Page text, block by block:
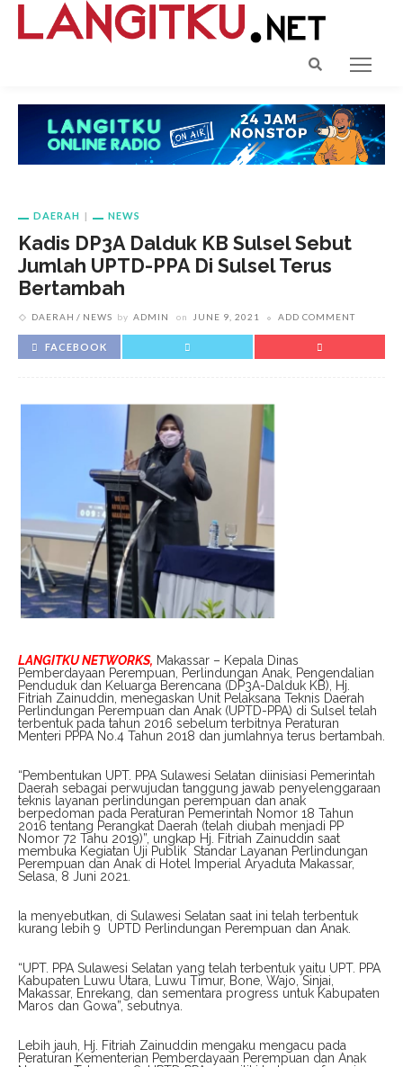
DAERAH NEWS
Kadis DP3A Dalduk KB Sulsel Sebut
Jumlah UPTD-PPA Di Sulsel Terus
Bertambah
DAERAH NEWS by ADMIN on JUNE 9, 2021 ADD COMMENT
FACEBOOK
LANGITKU NETWORKS, Makassar – Kepala Dinas
Pemberdayaan Perempuan, Perlindungan Anak, Pengendalian
Penduduk dan Keluarga Berencana (DP3A-Dalduk KB), Hj.
Fitriah Zainuddin, menegaskan Unit Pelaksana Teknis Daerah
Perlindungan Perempuan dan Anak (UPTD-PPA) di Sulsel telah
terbentuk pada tahun 2016 sebelum terbitnya Peraturan
Menteri PPPA No.4 Tahun 2018 dan jumlahnya terus bertambah.
“Pembentukan UPT. PPA Sulawesi Selatan diinisiasi Pemerintah
Daerah sebagai perwujudan tanggung jawab penyelenggaraan
teknis layanan perlindungan perempuan dan anak
berpedoman pada Peraturan Pemerintah Nomor 18 Tahun
2016 tentang Perangkat Daerah (telah diubah menjadi PP
Nomor 72 Tahu 2019)”, ungkap Hj. Fitriah Zainuddin saat
membuka Kegiatan Uji Publik Standar Layanan Perlindungan
Perempuan dan Anak di Hotel Imperial Aryaduta Makassar,
Selasa, 8 Juni 2021.
Ia menyebutkan, di Sulawesi Selatan saat ini telah terbentuk
kurang lebih 9 UPTD Perlindungan Perempuan dan Anak.
“UPT. PPA Sulawesi Selatan yang telah terbentuk yaitu UPT. PPA
Kabupaten Luwu Utara, Luwu Timur, Bone, Wajo, Sinjai,
Makassar, Enrekang, dan sementara progress untuk Kabupaten
Maros dan Gowa”, sebutnya.
Lebih jauh, Hj. Fitriah Zainuddin mengaku mengacu pada
Peraturan Kementerian Pemberdayaan Perempuan dan Anak